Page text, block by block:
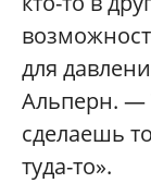
для
Альперн. —
сделаешь
туда-то».